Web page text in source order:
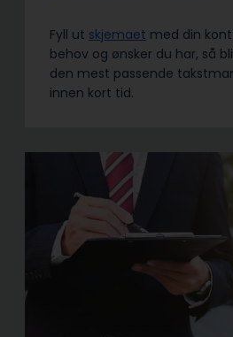
Fyll ut skjemaet med din
behov og ønsker du har, så
den mest passende
innen kort tid.